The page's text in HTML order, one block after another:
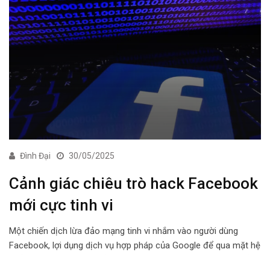
Đình Đại 30/05/2025
Cảnh giác chiêu trò hack Facebook
mới cực tinh vi
Một chiến dịch lừa đảo mạng tinh vi nhắm vào người dùng
Facebook, lợi dụng dịch vụ hợp pháp của Google để qua mặt hệ